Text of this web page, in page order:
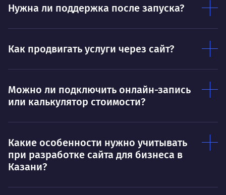
Ты — это то, что ты делаешь. Этим всё
О
Нужна ли поддержка после запуска?
Как продвигать услуги через сайт?
Можно ли подключить онлайн-запись
или калькулятор стоимости?
Какие особенности нужно учитывать
при разработке сайта для бизнеса в
Казани?